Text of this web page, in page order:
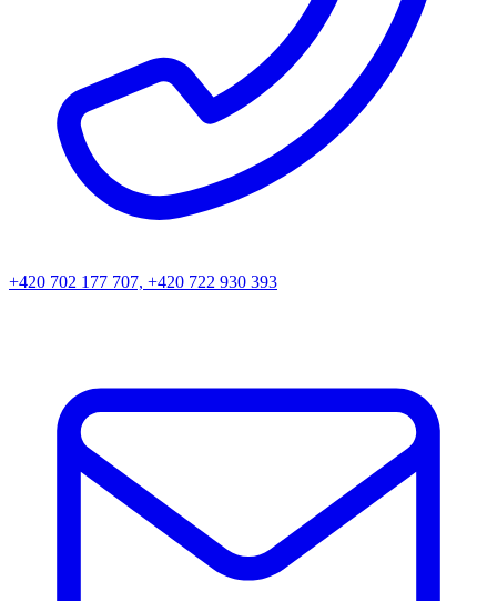
+420 702 177 707, +420 722 930 393